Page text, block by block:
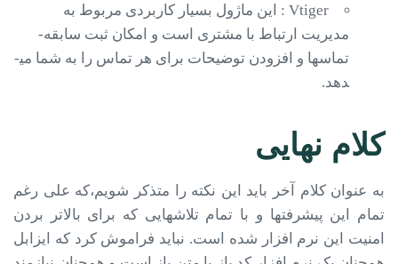
Vtiger : این ماژول بسیار کاربردی مربوط به
مدیریت ارتباط با مشتری است و امکان ثبت سابقه­
تماس­ها و افزودن توضیحات برای هر تماس را به شما می­
دهد.
کلام نهایی
به عنوان کلام آخر باید این نکته را متذکر شویم،که علی رغم
تمام این پیشرفت­ها و با تمام تلاش­هایی که برای بالاتر بردن
امنیت این نرم افزار شده است. نباید فراموش کرد که ایزابل